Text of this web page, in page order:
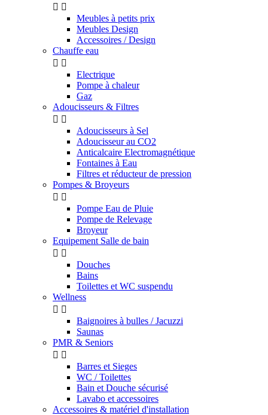
 
Meubles à petits prix
Meubles Design
Accessoires / Design
Chauffe eau
 
Electrique
Pompe à chaleur
Gaz
Adoucisseurs & Filtres
 
Adoucisseurs à Sel
Adoucisseur au CO2
Anticalcaire Electromagnétique
Fontaines à Eau
Filtres et réducteur de pression
Pompes & Broyeurs
 
Pompe Eau de Pluie
Pompe de Relevage
Broyeur
Equipement Salle de bain
 
Douches
Bains
Toilettes et WC suspendu
Wellness
 
Baignoires à bulles / Jacuzzi
Saunas
PMR & Seniors
 
Barres et Sieges
WC / Toilettes
Bain et Douche sécurisé
Lavabo et accessoires
Accessoires & matériel d'installation